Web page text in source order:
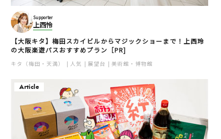
Supporter
上西怜
【大阪キタ】梅田スカイビルからマジックショーまで！上西玲
の大阪楽遊パスおすすめプラン［PR]
キタ（梅田・天満） 人気 展望台 美術館・博物館
Article